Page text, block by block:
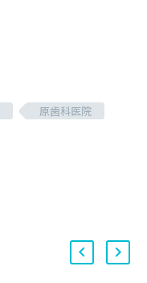
原歯科医院